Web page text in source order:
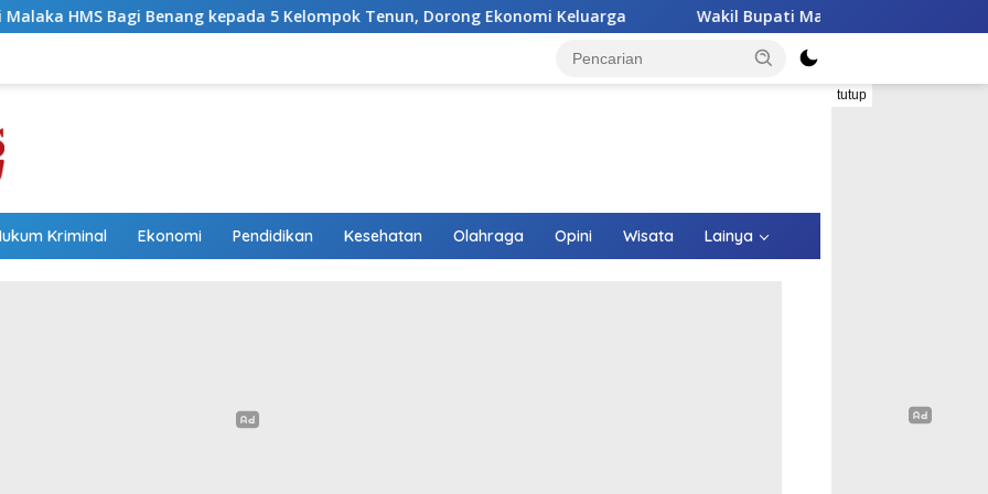
kepada 5 Kelompok Tenun, Dorong Ekonomi Keluarga Wakil Bupati Malaka HMS Tinjau Kelompok Peternak Babi
tutup
Kriminal Ekonomi Pendidikan Kesehatan Olahraga Opini Wisata Lainya